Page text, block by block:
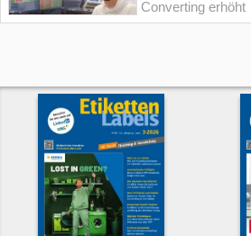
Converting erhöht